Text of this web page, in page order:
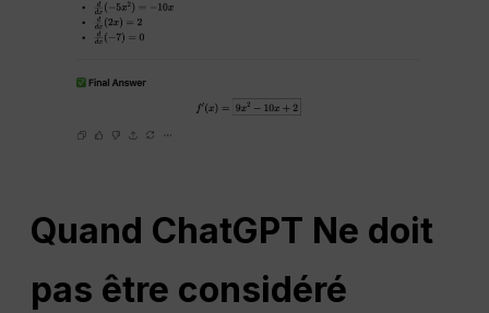
Quand ChatGPT Ne doit
pas être considéré